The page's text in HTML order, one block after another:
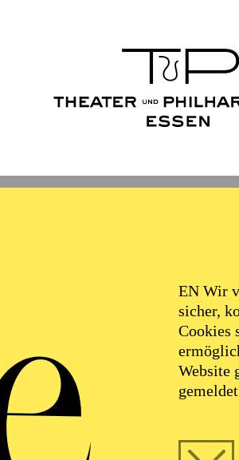
EN Wir
sicher,
Cookies
Website
FOLLOW US ON